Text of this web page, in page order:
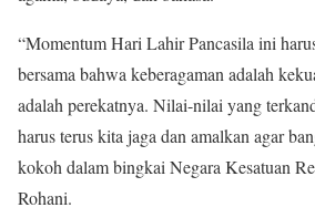
“Momentum Hari Lahir Pancasila ini
bersama bahwa keberagaman adalah
adalah perekatnya. Nilai-nilai yang
harus terus kita jaga dan amalkan agar
kokoh dalam bingkai Negara Kesatuan
Rohani.